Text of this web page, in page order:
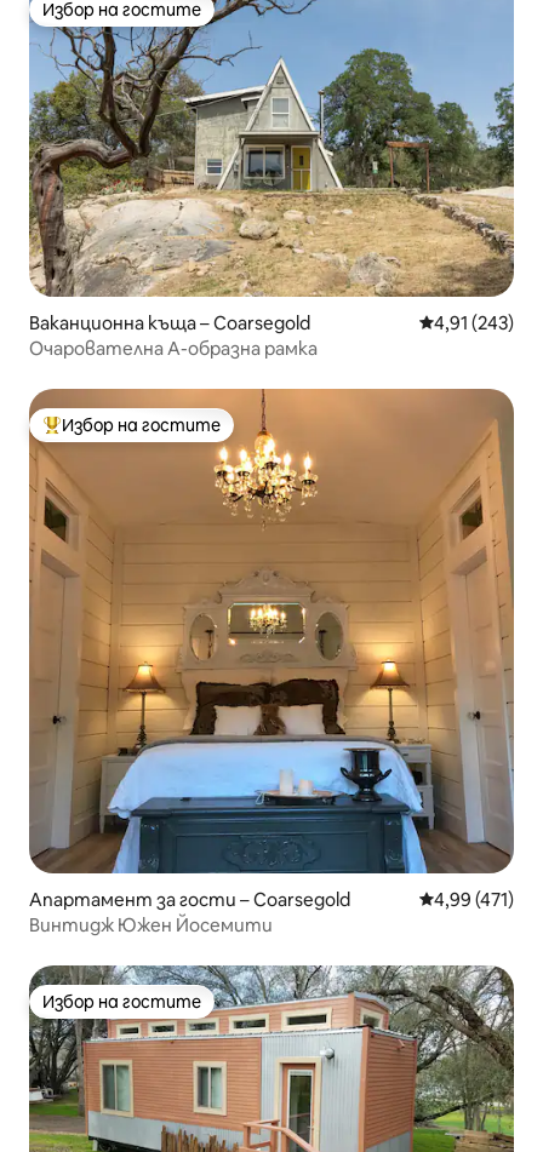
Избор на гостите
Избор на гостите
Ваканционна къща – Coarsegold Средна
4,91 (243)
Очарователна А-образна рамка
Най-популярен избор на гостите
Избор на гостите
Апартамент за гости – Coarsegold Средна
4,99 (471)
Винтидж Южен Йосемити
Избор на гостите
Избор на гостите